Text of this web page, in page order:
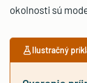
okolnosti sú
Ilustračný